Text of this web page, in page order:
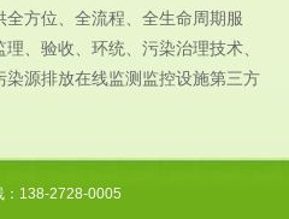
方位、全流程、全生命周期服
、验收、环统、污染治理技术、
源排放在线监测监控设施第三方
：138-2728-0005